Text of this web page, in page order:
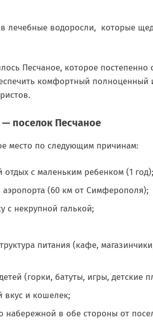
лечебные водоросли, которые
Песчаное, которое постепенно
комфортный полноценный
поселок Песчаное
место по следующим причинам:
отдых с маленьким ребенком (1
аэропорта (60 км от Симферополя);
с некрупной галькой;
питания (кафе,
(горки, батуты, игры, детские
и кошелек;
набережной в обе стороны от